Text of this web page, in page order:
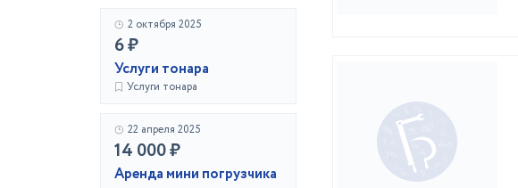
2 октября 2025
6 ₽
Услуги тонара
Услуги тонара
22 апреля 2025
14 000 ₽
Аренда мини погрузчика